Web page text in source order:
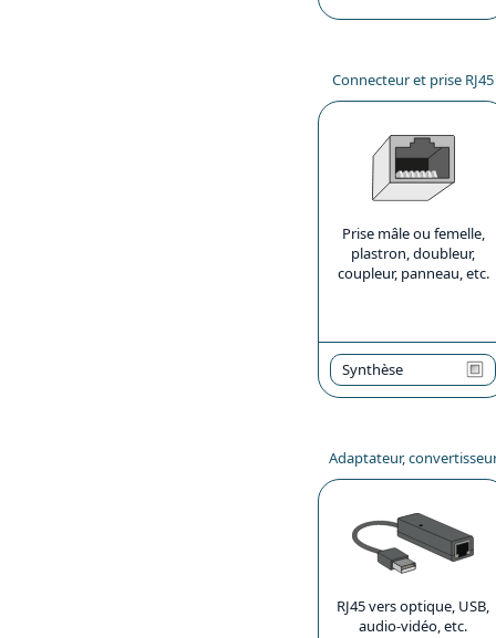
Connecteur et prise RJ45
Prise mâle ou femelle,
plastron, doubleur,
coupleur, panneau, etc.
Synthèse
Adaptateur,
RJ45 vers optique, USB,
audio-vidéo, etc.